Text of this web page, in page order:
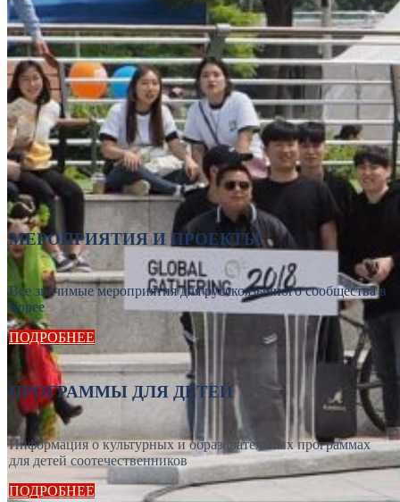
МЕРОПРИЯТИЯ И ПРОЕКТЫ
Все значимые мероприятия для русскоязычного сообщества в
Корее
ПОДРОБНЕЕ
ПРОГРАММЫ ДЛЯ ДЕТЕЙ
Информация о культурных и образовательных программах
для детей соотечественников
ПОДРОБНЕЕ